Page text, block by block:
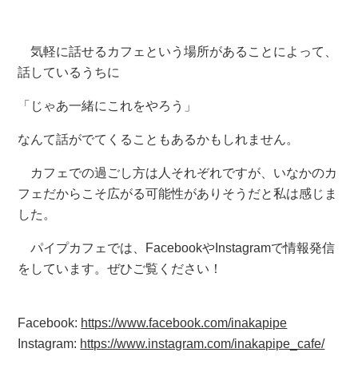
気軽に話せるカフェという場所があることによって、
話しているうちに
「じゃあ一緒にこれをやろう」
なんて話がでてくることもあるかもしれません。
カフェでの過ごし方は人それぞれですが、いなかのカ
フェだからこそ広がる可能性がありそうだと私は感じま
した。
パイプカフェでは、FacebookやInstagramで情報発信
をしています。ぜひご覧ください！
Facebook: https://www.facebook.com/inakapipe
Instagram: https://www.instagram.com/inakapipe_cafe/